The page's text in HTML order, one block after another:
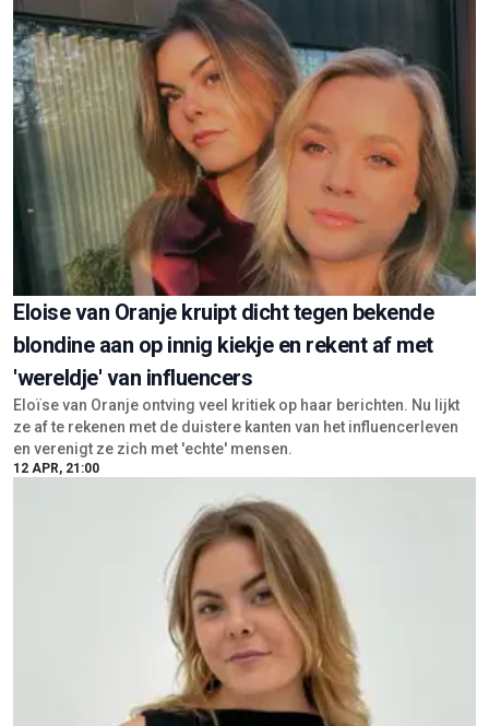
Eloise van Oranje kruipt dicht tegen bekende
blondine aan op innig kiekje en rekent af met
'wereldje' van influencers
Eloïse van Oranje ontving veel kritiek op haar berichten. Nu lijkt
ze af te rekenen met de duistere kanten van het influencerleven
en verenigt ze zich met 'echte' mensen.
12 APR, 21:00